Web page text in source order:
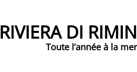
RIVIERA DI
Toute l’année à la